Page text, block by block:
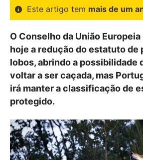
Este artigo tem mais de um
O Conselho da União
hoje a redução do estatuto de
lobos, abrindo a possibilidade
voltar a ser caçada, mas
irá manter a classificação de
protegido.